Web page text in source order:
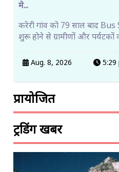
मे...
करेरी गांव को 79 साल बाद
शुरू होने से ग्रामीणों और
Aug. 8, 2026 5:29
प्रायोजित
ट्रेंडिंग खबरें